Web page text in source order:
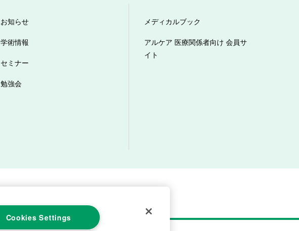
お知らせ
学術情報
セミナー
勉強会
メディカルブック
アルケア 医療関係者向け 会員サ
イト
Cookies Settings